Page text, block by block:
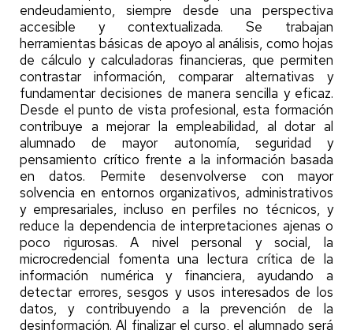
endeudamiento, siempre desde una perspectiva
accesible y contextualizada. Se trabajan
herramientas básicas de apoyo al análisis, como hojas
de cálculo y calculadoras financieras, que permiten
contrastar información, comparar alternativas y
fundamentar decisiones de manera sencilla y eficaz.
Desde el punto de vista profesional, esta formación
contribuye a mejorar la empleabilidad, al dotar al
alumnado de mayor autonomía, seguridad y
pensamiento crítico frente a la información basada
en datos. Permite desenvolverse con mayor
solvencia en entornos organizativos, administrativos
y empresariales, incluso en perfiles no técnicos, y
reduce la dependencia de interpretaciones ajenas o
poco rigurosas. A nivel personal y social, la
microcredencial fomenta una lectura crítica de la
información numérica y financiera, ayudando a
detectar errores, sesgos y usos interesados de los
datos, y contribuyendo a la prevención de la
desinformación. Al finalizar el curso, el alumnado será